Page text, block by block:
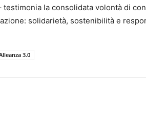
testimonia la consolidata volontà di
solidarietà, sostenibilità e
3.0